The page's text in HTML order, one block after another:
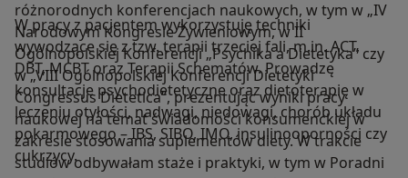
różnorodnych konferencjach naukowych, w tym w „IV
Narodowym Kongresie Żywieniowym, w II
Ogólnopolskiej Konferencji „Psychika a Dietetyka” czy
w „VIII Ogólnopolskiej Konferencji Dietetyki
Congressus Dietetica”, prezentując wyniki pracy
naukowej na temat świadomości konsumenckiej w
zakresie stosowania suplementów diety. W trakcie
studiów odbywałam staże i praktyki, w tym w Poradni
W pracy z pacjentem wykorzystuję techniki
wywodzące się z tzw. terapii trzeciej fali, m.in. ACT,
DBT, MCBT oraz Terapii Schematów. Prowadzę
konsultacje psychodietetyczne oraz dietoterapię w
leczeniu otyłości, nadwagi, niedowagi, chorób układu
pokarmowego – IBS, SIBO, IMO, insulinooporności czy
cukrzycy.